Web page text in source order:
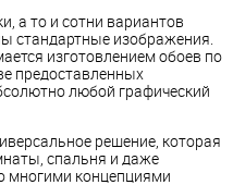
а то и сотни вариантов
стандартные изображения.
изготовлением обоев по
предоставленных
любой графический
решение, которая
спальня и даже
многими концепциями